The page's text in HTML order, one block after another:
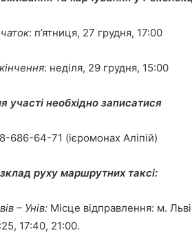
: п’ятниця, 27 грудня, 17:00
: неділя, 29 грудня, 15:00
участі необхідно записатися
686-64-71 (ієромонах Аліпій)
руху маршрутних таксі:
– Унів: Місце відправлення: м.
17:40, 21:00.